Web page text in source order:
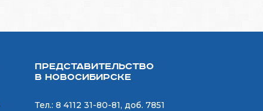
Представительство
в Новосибирске
Тел.: 8 4112 31-80-81, доб. 7851